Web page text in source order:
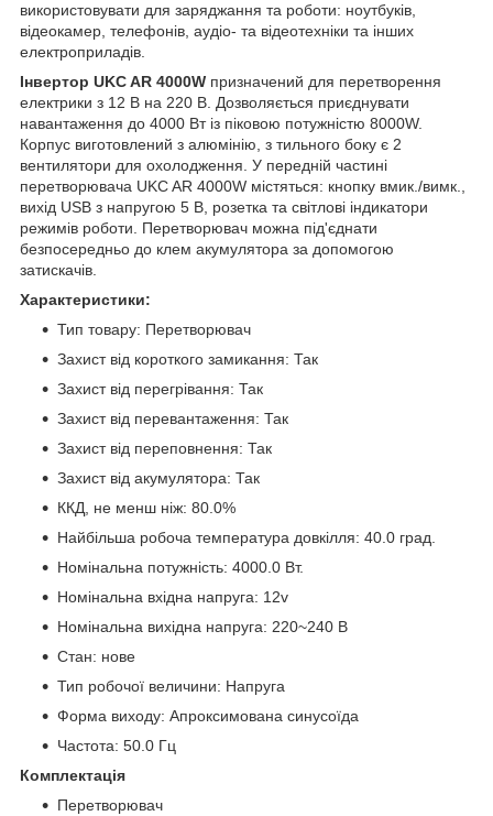
використовувати для заряджання та роботи: ноутбуків,
відеокамер, телефонів, аудіо- та відеотехніки та інших
електроприладів.
Інвертор UKC AR 4000W призначений для перетворення
електрики з 12 В на 220 В. Дозволяється приєднувати
навантаження до 4000 Вт із піковою потужністю 8000W.
Корпус виготовлений з алюмінію, з тильного боку є 2
вентилятори для охолодження. У передній частині
перетворювача UKC AR 4000W містяться: кнопку вмик./вимк.,
вихід USB з напругою 5 В, розетка та світлові індикатори
режимів роботи. Перетворювач можна під'єднати
безпосередньо до клем акумулятора за допомогою
затискачів.
Характеристики:
Тип товару: Перетворювач
Захист від короткого замикання: Так
Захист від перегрівання: Так
Захист від перевантаження: Так
Захист від переповнення: Так
Захист від акумулятора: Так
ККД, не менш ніж: 80.0%
Найбільша робоча температура довкілля: 40.0 град.
Номінальна потужність: 4000.0 Вт.
Номінальна вхідна напруга: 12v
Номінальна вихідна напруга: 220~240 В
Стан: нове
Тип робочої величини: Напруга
Форма виходу: Апроксимована синусоїда
Частота: 50.0 Гц
Комплектація
Перетворювач